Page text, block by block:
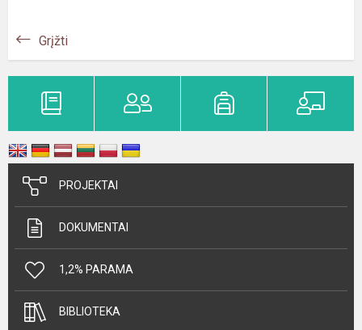
Grįžti
PROJEKTAI
DOKUMENTAI
1,2% PARAMA
BIBLIOTEKA